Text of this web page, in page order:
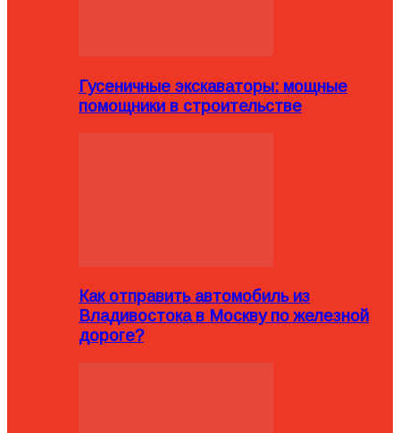
Гусеничные экскаваторы: мощные
помощники в строительстве
Как отправить автомобиль из
Владивостока в Москву по железной
дороге?